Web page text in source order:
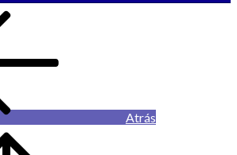
Atrás